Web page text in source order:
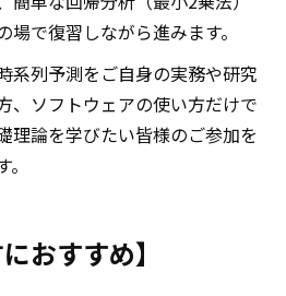
場で復習しながら進みます。
系列予測をご自身の実務や研究
、ソフトウェアの使い方だけで
理論を学びたい皆様のご参加を
おすすめ】